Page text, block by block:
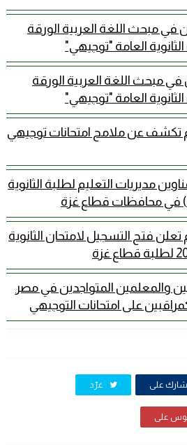
في مبحث اللغة العربية الورقة
العامة "توجيهي"
في مبحث اللغة العربية الورقة
العامة "توجيهي"
تكشف عن ملامح امتحانات توجيهي
مديريات التعليم لطلبة الثانوية
تعلن فتح التسجيل لامتحان الثانوية
والمعلمين المتواجدين في مصر
على امتحانات التوجيهي
شارك على غرّد
على